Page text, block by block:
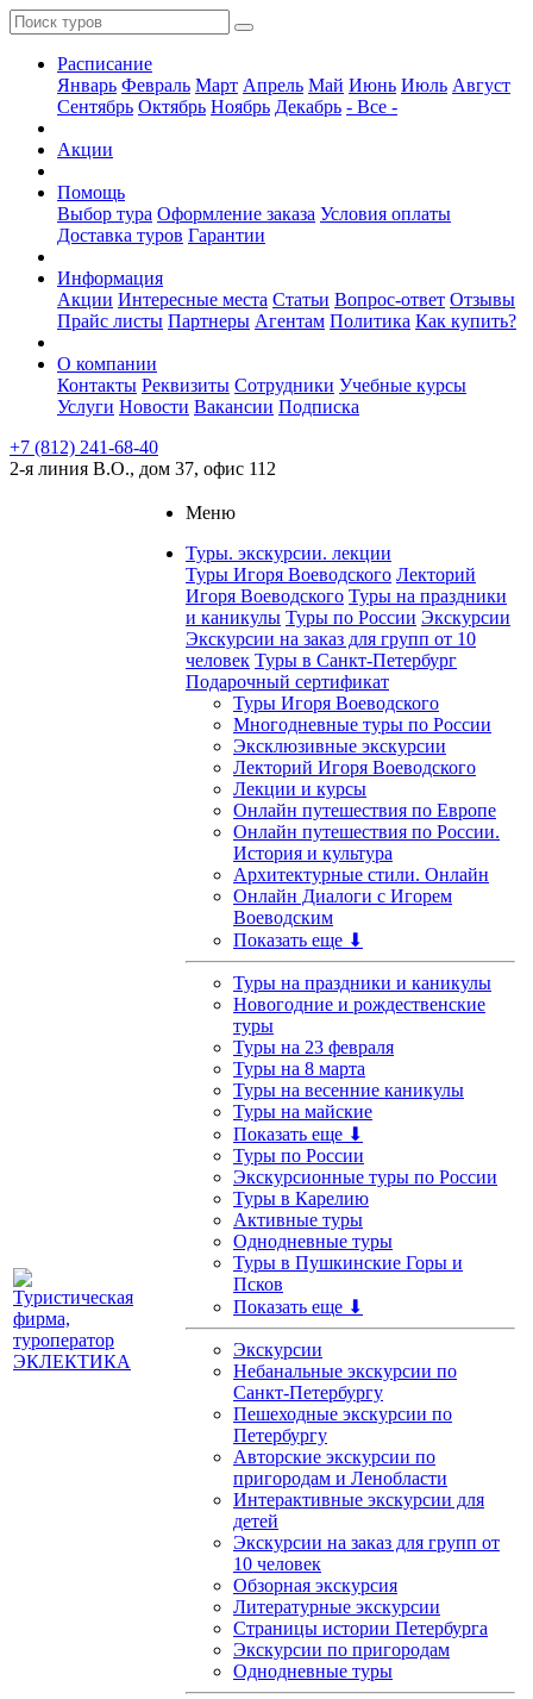
Расписание
Январь Февраль Март Апрель Май Июнь Июль Август
Сентябрь Октябрь Ноябрь Декабрь - Все -
Акции
Помощь
Выбор тура Оформление заказа Условия оплаты
Доставка туров Гарантии
Информация
Акции Интересные места Статьи Вопрос-ответ Отзывы
Прайс листы Партнеры Агентам Политика Как купить?
О компании
Контакты Реквизиты Сотрудники Учебные курсы
Услуги Новости Вакансии Подписка
+7 (812) 241-68-40
2-я линия В.О., дом 37, офис 112
Меню
Туры. экскурсии. лекции
Туры Игоря Воеводского Лекторий
Игоря Воеводского Туры на праздники
и каникулы Туры по России Экскурсии
Экскурсии на заказ для групп от 10
человек Туры в Санкт-Петербург
Подарочный сертификат
Туры Игоря Воеводского
Многодневные туры по России
Эксклюзивные экскурсии
Лекторий Игоря Воеводского
Лекции и курсы
Онлайн путешествия по Европе
Онлайн путешествия по России.
История и культура
Архитектурные стили. Онлайн
Онлайн Диалоги с Игорем
Воеводским
Показать еще ⬇
Туры на праздники и каникулы
Новогодние и рождественские
туры
Туры на 23 февраля
Туры на 8 марта
Туры на весенние каникулы
Туры на майские
Показать еще ⬇
Туры по России
Экскурсионные туры по России
Туры в Карелию
Активные туры
Однодневные туры
Туры в Пушкинские Горы и
Псков
Показать еще ⬇
Экскурсии
Небанальные экскурсии по
Санкт-Петербургу
Пешеходные экскурсии по
Петербургу
Авторские экскурсии по
пригородам и Ленобласти
Интерактивные экскурсии для
детей
Экскурсии на заказ для групп от
10 человек
Обзорная экскурсия
Литературные экскурсии
Страницы истории Петербурга
Экскурсии по пригородам
Однодневные туры